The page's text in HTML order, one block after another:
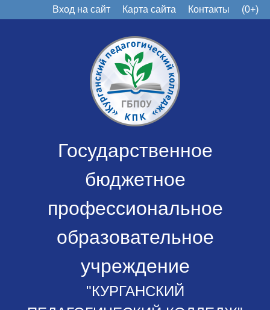
Вход на сайт Карта сайта Контакты (0+)
Государственное
бюджетное
профессиональное
образовательное
учреждение
"КУРГАНСКИЙ